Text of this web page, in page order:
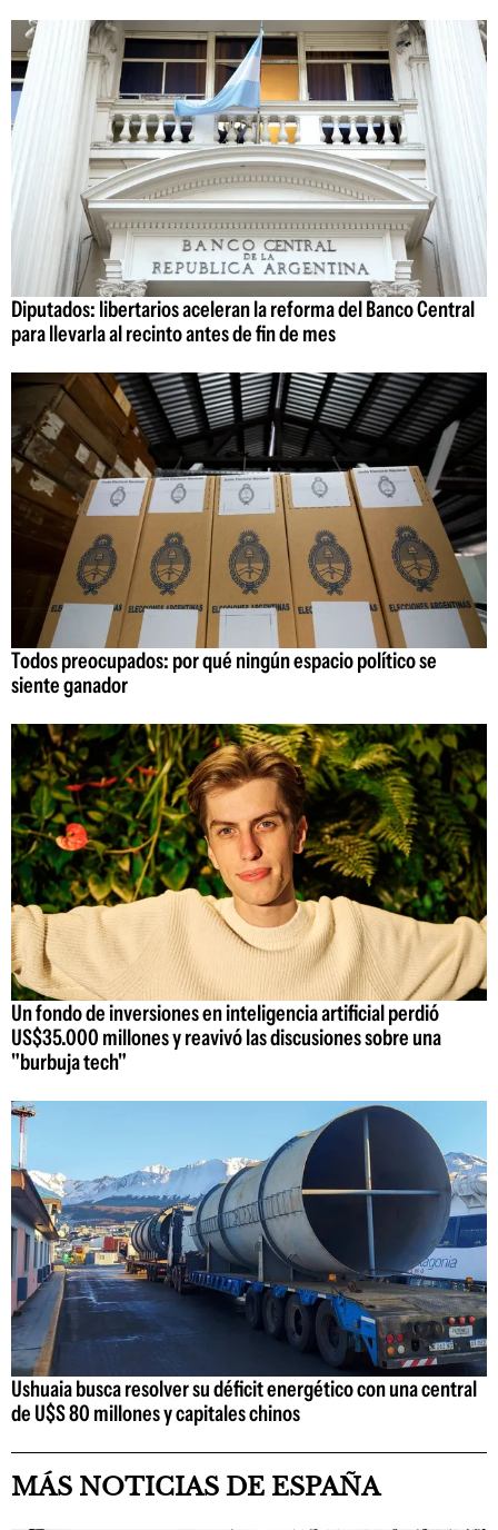
Diputados: libertarios aceleran la reforma del Banco Central
para llevarla al recinto antes de fin de mes
Todos preocupados: por qué ningún espacio político se
siente ganador
Un fondo de inversiones en inteligencia artificial perdió
US$35.000 millones y reavivó las discusiones sobre una
"burbuja tech"
Ushuaia busca resolver su déficit energético con una central
de U$S 80 millones y capitales chinos
MÁS NOTICIAS DE ESPAÑA